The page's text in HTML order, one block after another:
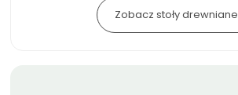
Zobacz stoły drewniane